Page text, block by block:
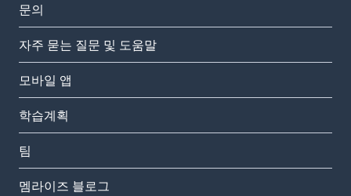
문의
자주 묻는 질문 및 도움말
모바일 앱
학습계획
팀
멤라이즈 블로그